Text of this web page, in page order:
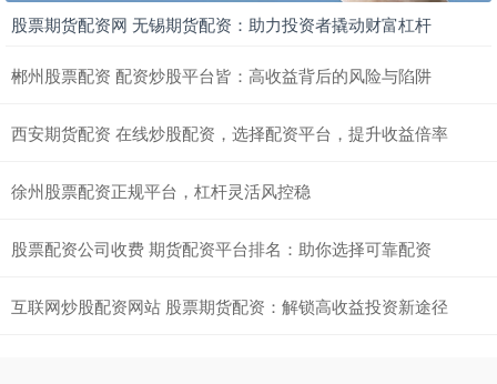
股票期货配资网 无锡期货配资：助力投资者撬动财富杠杆
郴州股票配资 配资炒股平台皆：高收益背后的风险与陷阱
西安期货配资 在线炒股配资，选择配资平台，提升收益倍率
徐州股票配资正规平台，杠杆灵活风控稳
股票配资公司收费 期货配资平台排名：助你选择可靠配资
互联网炒股配资网站 股票期货配资：解锁高收益投资新途径